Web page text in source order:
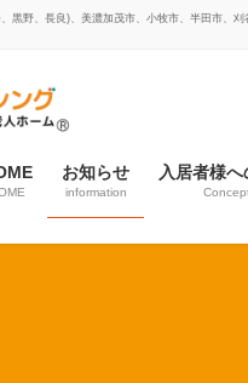
黒野、長良)、美濃加茂市、小牧市、半田市、
お知らせ
information
入居者様